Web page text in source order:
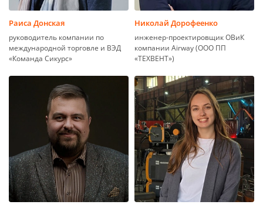
Раиса Донская
руководитель компании по
международной торговле и ВЭД
«Команда Сикурс»
Николай Дорофеенко
инженер-проектировщик ОВиК
компании Airway (ООО ПП
«ТЕХВЕНТ»)